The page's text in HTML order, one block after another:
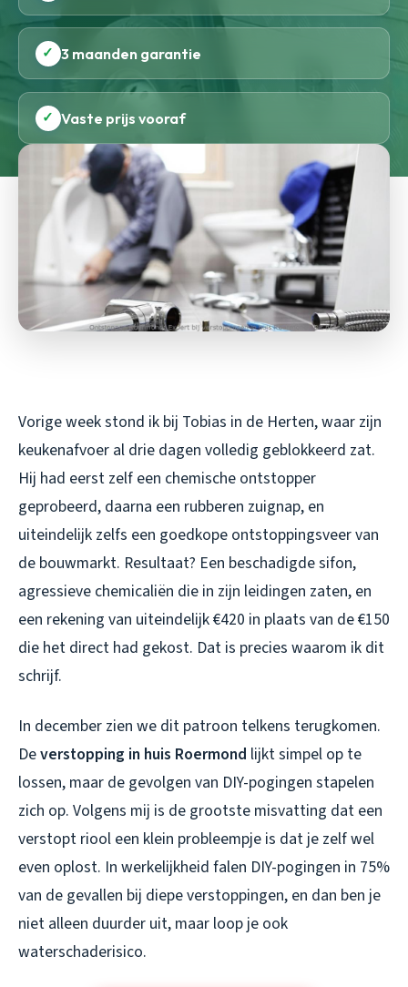
✓ 3 maanden garantie
✓ Vaste prijs vooraf
Vorige week stond ik bij Tobias in de Herten, waar zijn
keukenafvoer al drie dagen volledig geblokkeerd zat.
Hij had eerst zelf een chemische ontstopper
geprobeerd, daarna een rubberen zuignap, en
uiteindelijk zelfs een goedkope ontstoppingsveer van
de bouwmarkt. Resultaat? Een beschadigde sifon,
agressieve chemicaliën die in zijn leidingen zaten, en
een rekening van uiteindelijk €420 in plaats van de €150
die het direct had gekost. Dat is precies waarom ik dit
schrijf.
In december zien we dit patroon telkens terugkomen.
Deverstopping in huis Roermond lijkt simpel op te
lossen, maar de gevolgen van DIY-pogingen stapelen
zich op. Volgens mij is de grootste misvatting dat een
verstopt riool een klein probleempje is dat je zelf wel
even oplost. In werkelijkheid falen DIY-pogingen in 75%
van de gevallen bij diepe verstoppingen, en dan ben je
niet alleen duurder uit, maar loop je ook
waterschaderisico.